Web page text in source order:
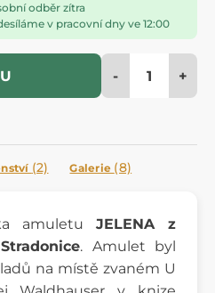
odběr zítra
v pracovní dny ve 12:00
- +
(2) Galerie (8)
amuletu JELENA z
. Amulet byl
na místě zvaném U